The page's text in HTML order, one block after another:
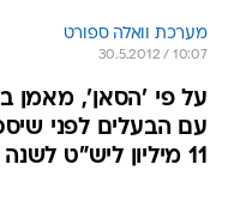
מערכת וואלה ספורט
30.5.2012 / 10:07
על פי 'הסאן', מאמן
עם הבעלים לפני
11 מיליון ליש"ט לשנה